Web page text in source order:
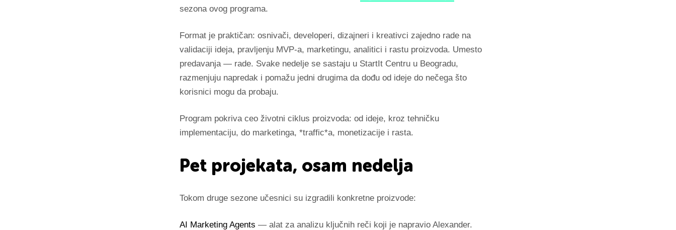
sezona ovog programa.
Format je praktičan: osnivači, developeri, dizajneri i kreativci zajedno rade na
validaciji ideja, pravljenju MVP-a, marketingu, analitici i rastu proizvoda. Umesto
predavanja — rade. Svake nedelje se sastaju u StartIt Centru u Beogradu,
razmenjuju napredak i pomažu jedni drugima da dođu od ideje do nečega što
korisnici mogu da probaju.
Program pokriva ceo životni ciklus proizvoda: od ideje, kroz tehničku
implementaciju, do marketinga, *traffic*a, monetizacije i rasta.
Pet projekata, osam nedelja
Tokom druge sezone učesnici su izgradili konkretne proizvode:
AI Marketing Agents — alat za analizu ključnih reči koji je napravio Alexander.